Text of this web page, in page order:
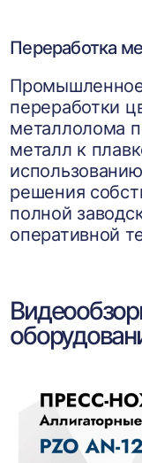
Переработка
переработки
металлолома
металл к
решения
полной
оперативной